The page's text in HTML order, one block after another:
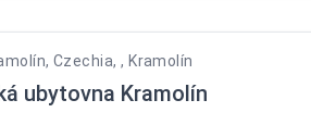
Czechia, , Kramolín
ubytovna Kramolín